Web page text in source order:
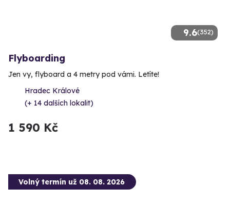
9.6(352)
Flyboarding
Jen vy, flyboard a 4 metry pod vámi. Letíte!
Hradec Králové
(+ 14 dalších lokalit)
1 590 Kč
Volný termín už 08. 08. 2026